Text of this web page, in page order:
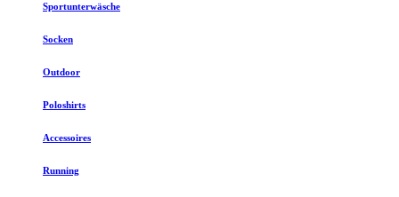
Sportunterwäsche
Socken
Outdoor
Poloshirts
Accessoires
Running